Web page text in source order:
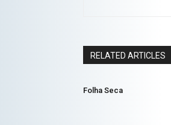
RELATED ARTICLES
Folha Seca